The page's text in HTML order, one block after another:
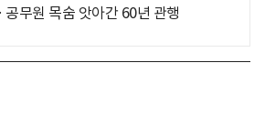
무원 목숨 앗아간 60년 관행